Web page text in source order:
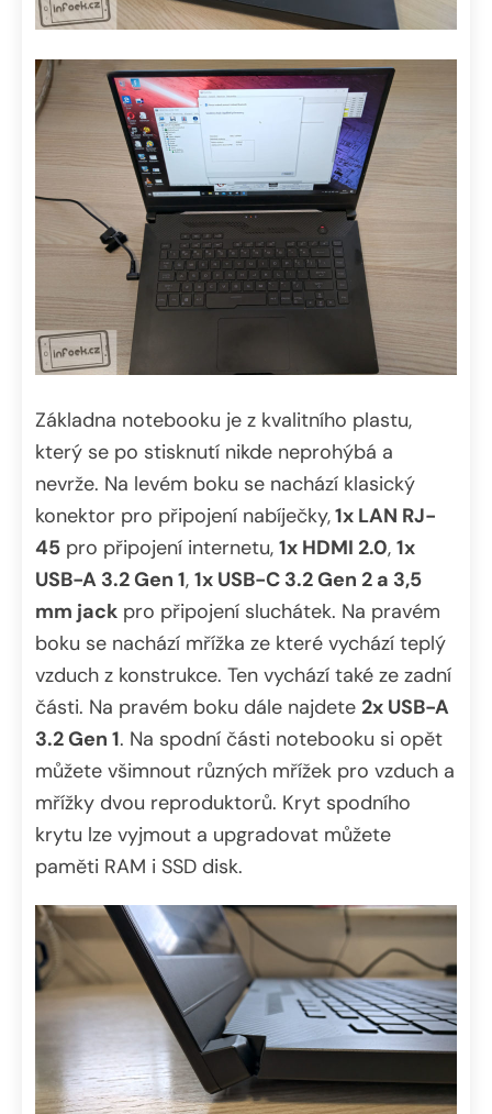
Základna notebooku je z kvalitního plastu,
který se po stisknutí nikde neprohýbá a
nevrže. Na levém boku se nachází klasický
konektor pro připojení nabíječky,1x LAN RJ-
45 pro připojení internetu, 1x HDMI 2.0, 1x
USB-A 3.2 Gen 1, 1x USB-C 3.2 Gen 2 a 3,5
mm jack pro připojení sluchátek. Na pravém
boku se nachází mřížka ze které vychází teplý
vzduch z konstrukce. Ten vychází také ze zadní
části. Na pravém boku dále najdete 2x USB-A
3.2 Gen 1. Na spodní části notebooku si opět
můžete všimnout různých mřížek pro vzduch a
mřížky dvou reproduktorů. Kryt spodního
krytu lze vyjmout a upgradovat můžete
paměti RAM i SSD disk.